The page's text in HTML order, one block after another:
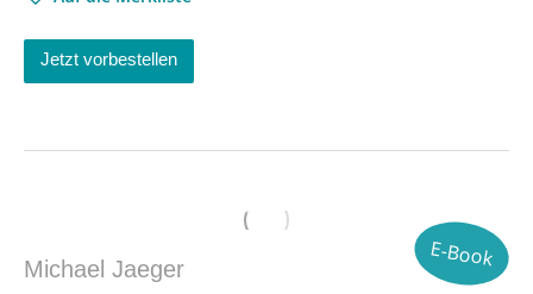
Jetzt vorbestellen
E-Book
Michael Jaeger